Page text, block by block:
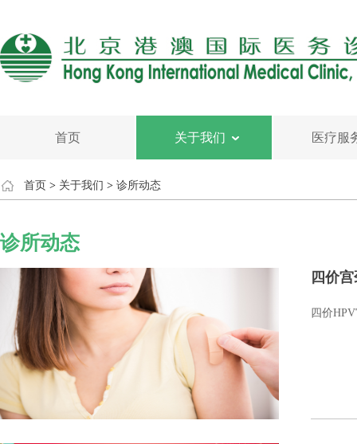
首页 关于我们 医疗服
首页 > 关于我们 > 诊所动态
诊所动态
四价
四价